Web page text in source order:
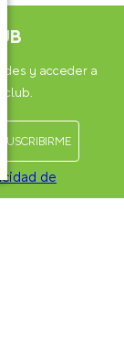
y acceder a
de